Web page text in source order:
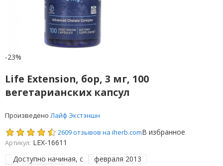
-23%
Life Extension, бор, 3 мг, 100
вегетарианских капсул
Произведено Лайф Экстэншн
2609 отзывов на iherb.comВ избранное
Артикул: LEX-16611
Доступно начиная, с
февраля 2013